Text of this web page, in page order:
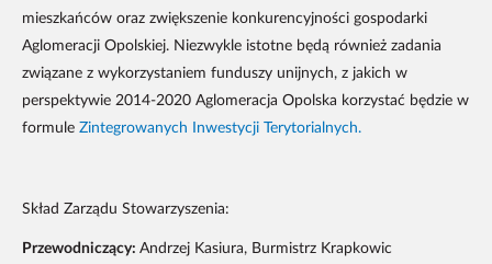
mieszkańców oraz zwiększenie konkurencyjności gospodarki
Aglomeracji Opolskiej. Niezwykle istotne będą również zadania
związane z wykorzystaniem funduszy unijnych, z jakich w
perspektywie 2014-2020 Aglomeracja Opolska korzystać będzie w
formule Zintegrowanych Inwestycji Terytorialnych.
Skład Zarządu Stowarzyszenia:
Przewodniczący: Andrzej Kasiura, Burmistrz Krapkowic